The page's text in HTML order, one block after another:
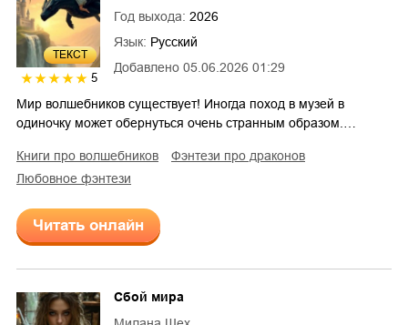
ТЕКСТ
5
Добавлено 05.06.2026 01:29
Год выхода: 2026
Язык: Русский
Мир волшебников существует! Иногда поход в музей в
одиночку может обернуться очень странным образом.…
книги про волшебников
фэнтези про драконов
любовное фэнтези
Читать онлайн
Сбой мира